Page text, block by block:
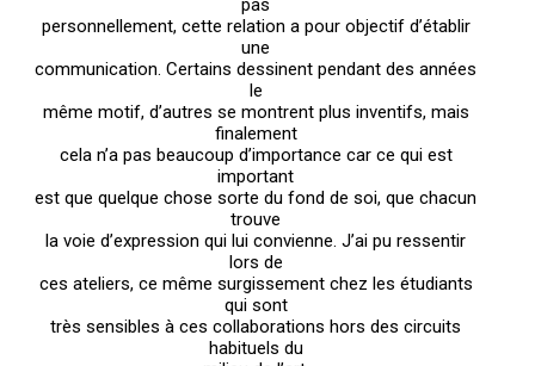
pas
personnellement, cette relation a pour objectif d’établir
une
communication. Certains dessinent pendant des années
le
même motif, d’autres se montrent plus inventifs, mais
finalement
cela n’a pas beaucoup d’importance car ce qui est
important
est que quelque chose sorte du fond de soi, que chacun
trouve
la voie d’expression qui lui convienne. J’ai pu ressentir
lors de
ces ateliers, ce même surgissement chez les étudiants
qui sont
très sensibles à ces collaborations hors des circuits
habituels du